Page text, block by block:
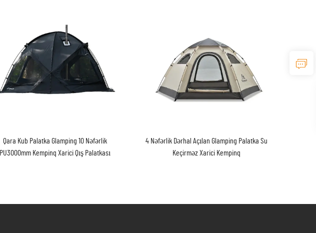
Qara Kub Palatka Glamping 10 Nəfərlik
PU3000mm Kempinq Xarici Qış Palatkası
4 Nəfərlik Dərhal Açılan Glamping Palatka Su
Keçirməz Xarici Kempinq